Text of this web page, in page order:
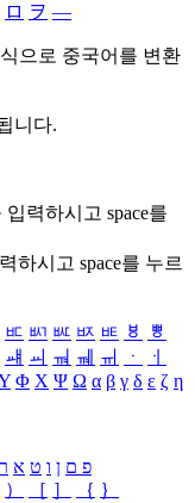
ロ ヲ ―
으로 중국어를 변환
니다.
입력하시고 space를
하시고 space를 누르
ㅳ ㅴ ㅵ ㅶ ㅷ ㅸ
ㅹ
ㆈ ㆉ ㆊ ㆋ ㆌ ㆍ
ㆎ
Φ Χ Ψ Ω α β γ δ ε ζ η
פ ם ן ו ט א ר
） ［ ］ ｛ ｝